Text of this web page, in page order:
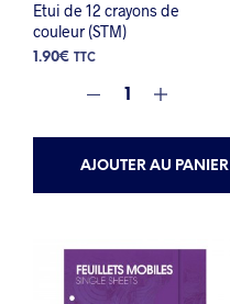
Etui de 12 crayons de
couleur (STM)
1.90€ TTC
AJOUTER AU PANIER